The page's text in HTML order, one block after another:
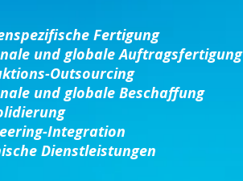
Fertigung
und globale Auftragsfertigung
Outsourcing
und globale Beschaffung
Integration​
Dienstleistungen